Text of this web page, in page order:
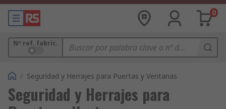
0
Nº ref. fabric.
/ Seguridad y Herrajes para Puertas y Ventanas
Seguridad y Herrajes para